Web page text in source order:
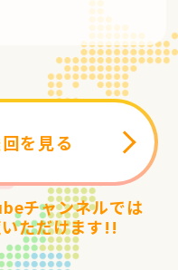
を見る
チャンネルでは
ただけます!!